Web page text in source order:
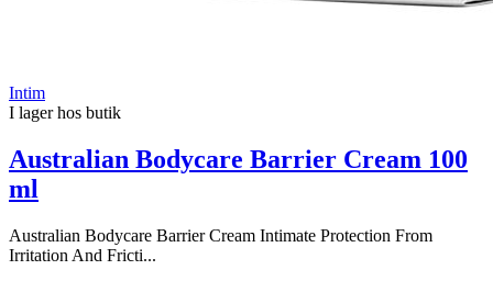
Intim
I lager hos butik
Australian Bodycare Barrier Cream 100
ml
Australian Bodycare Barrier Cream Intimate Protection From
Irritation And Fricti...